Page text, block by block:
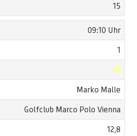
15
09:10 Uhr
1
Marko Malle
Golfclub Marco Polo Vienna
12,8